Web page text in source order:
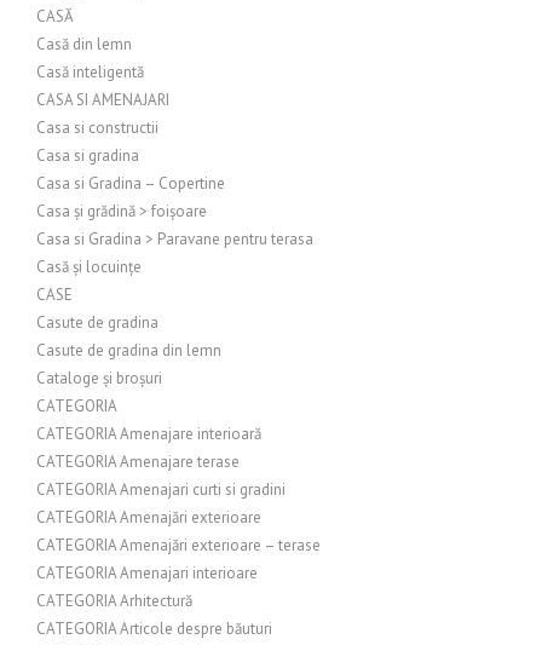
CASĂ
Casă din lemn
Casă inteligentă
CASA SI AMENAJARI
Casa si constructii
Casa si gradina
Casa si Gradina – Copertine
Casa și grădină > foișoare
Casa si Gradina > Paravane pentru terasa
Casă și locuințe
CASE
Casute de gradina
Casute de gradina din lemn
Cataloge și broșuri
CATEGORIA
CATEGORIA Amenajare interioară
CATEGORIA Amenajare terase
CATEGORIA Amenajari curti si gradini
CATEGORIA Amenajări exterioare
CATEGORIA Amenajări exterioare – terase
CATEGORIA Amenajari interioare
CATEGORIA Arhitectură
CATEGORIA Articole despre băuturi